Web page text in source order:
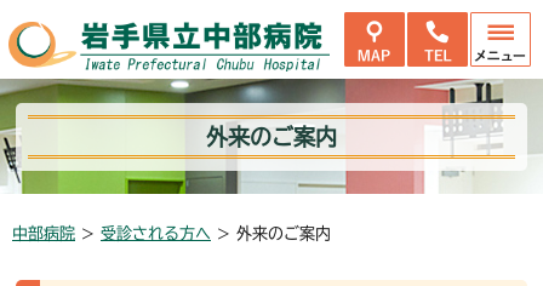
外来のご案内
中部病院 > 受診される方へ > 外来のご案内